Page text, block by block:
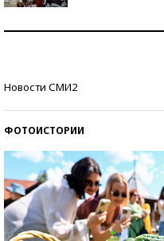
Новости СМИ2
ФОТОИСТОРИИ